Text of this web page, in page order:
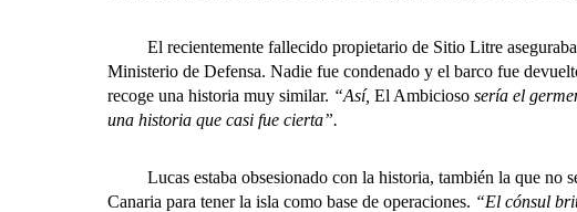
El recientemente fallecido propietario de Sitio Litre aseguraba
Ministerio de Defensa. Nadie fue condenado y el barco fue
recoge una historia muy similar. “Así, El Ambicioso sería el
una historia que casi fue cierta”.
Lucas estaba obsesionado con la historia, también la que no
Canaria para tener la isla como base de operaciones. “El cónsul